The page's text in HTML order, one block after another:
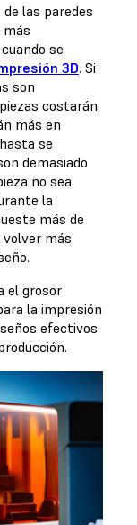
las paredes
más
se
3D. Si
son
costarán
más en
se
demasiado
no sea
la
más de
volver más
el grosor
la impresión
efectivos